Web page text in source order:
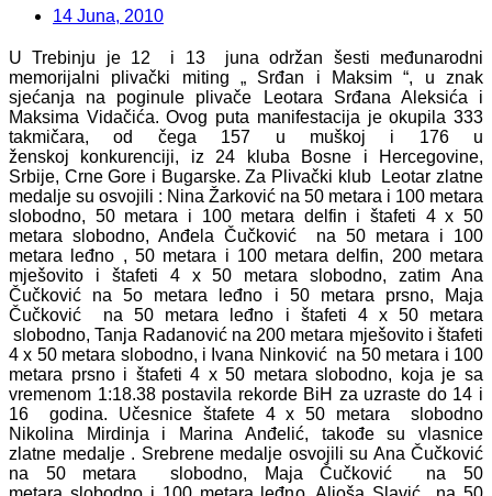
14 Juna, 2010
U Trebinju je 12 i 13 juna održan šesti međunarodni
memorijalni plivački miting „ Srđan i Maksim “, u znak
sjećanja na poginule plivače Leotara Srđana Aleksića i
Maksima Vidačića. Ovog puta manifestacija je okupila 333
takmičara, od čega 157 u muškoj i 176 u
ženskoj konkurenciji, iz 24 kluba Bosne i Hercegovine,
Srbije, Crne Gore i Bugarske. Za Plivački klub Leotar zlatne
medalje su osvojili : Nina Žarković na 50 metara i 100 metara
slobodno, 50 metara i 100 metara delfin i štafeti 4 x 50
metara slobodno, Anđela Čučković na 50 metara i 100
metara leđno , 50 metara i 100 metara delfin, 200 metara
mješovito i štafeti 4 x 50 metara slobodno, zatim Ana
Čučković na 5o metara leđno i 50 metara prsno, Maja
Čučković na 50 metara leđno i štafeti 4 x 50 metara
slobodno, Tanja Radanović na 200 metara mješovito i štafeti
4 x 50 metara slobodno, i Ivana Ninković na 50 metara i 100
metara prsno i štafeti 4 x 50 metara slobodno, koja je sa
vremenom 1:18.38 postavila rekorde BiH za uzraste do 14 i
16 godina. Učesnice štafete 4 x 50 metara slobodno
Nikolina Mirdinja i Marina Anđelić, takođe su vlasnice
zlatne medalje . Srebrene medalje osvojili su Ana Čučković
na 50 metara slobodno, Maja Čučković na 50